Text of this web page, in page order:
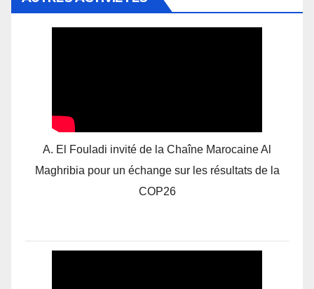
A. El Fouladi invité de la Chaîne Marocaine Al
Maghribia pour un échange sur les résultats de la
COP26